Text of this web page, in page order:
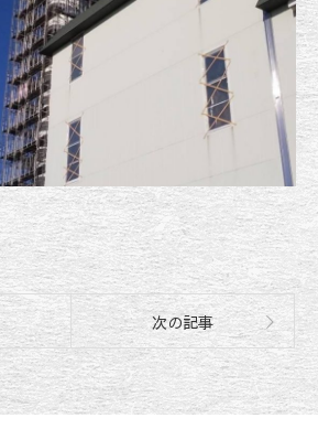
次の記事